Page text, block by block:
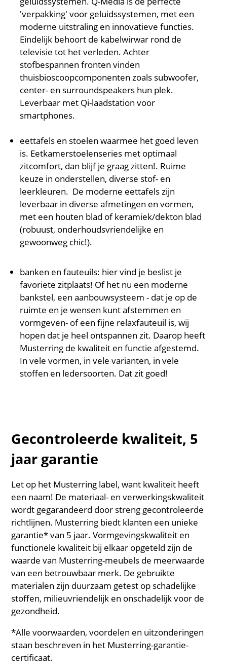
'verpakking' voor geluidssystemen, met een
moderne uitstraling en innovatieve functies.
Eindelijk behoort de kabelwirwar rond de
televisie tot het verleden. Achter
stofbespannen fronten vinden
thuisbioscoopcomponenten zoals subwoofer,
center- en surroundspeakers hun plek.
Leverbaar met Qi-laadstation voor
smartphones.
eettafels en stoelen waarmee het goed leven
is. Eetkamerstoelenseries met optimaal
zitcomfort, dan blijf je graag zitten!. Ruime
keuze in onderstellen, diverse stof- en
leerkleuren. De moderne eettafels zijn
leverbaar in diverse afmetingen en vormen,
met een houten blad of keramiek/dekton blad
(robuust, onderhoudsvriendelijke en
gewoonweg chic!).
banken en fauteuils: hier vind je beslist je
favoriete zitplaats! Of het nu een moderne
bankstel, een aanbouwsysteem - dat je op de
ruimte en je wensen kunt afstemmen en
vormgeven- of een fijne relaxfauteuil is, wij
hopen dat je heel ontspannen zit. Daarop heeft
Musterring de kwaliteit en functie afgestemd.
In vele vormen, in vele varianten, in vele
stoffen en ledersoorten. Dat zit goed!
Gecontroleerde kwaliteit, 5
jaar garantie
Let op het Musterring label, want kwaliteit heeft
een naam! De materiaal- en verwerkingskwaliteit
wordt gegarandeerd door streng gecontroleerde
richtlijnen. Musterring biedt klanten een unieke
garantie* van 5 jaar. Vormgevingskwaliteit en
functionele kwaliteit bij elkaar opgeteld zijn de
waarde van Musterring-meubels de meerwaarde
van een betrouwbaar merk. De gebruikte
materialen zijn duurzaam getest op schadelijke
stoffen, milieuvriendelijk en onschadelijk voor de
gezondheid.
*Alle voorwaarden, voordelen en uitzonderingen
staan beschreven in het Musterring-garantie-
certificaat.